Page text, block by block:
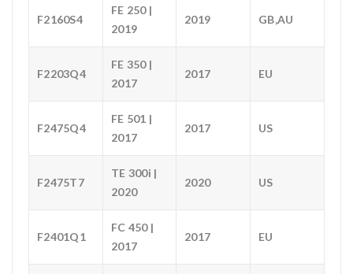
F2160S4
FE 250 |
2019
2019 GB,AU
F2203Q4
FE 350 |
2017
2017 EU
F2475Q4
FE 501 |
2017
2017 US
F2475T7
TE 300i |
2020
2020 US
F2401Q1
FC 450 |
2017
2017 EU